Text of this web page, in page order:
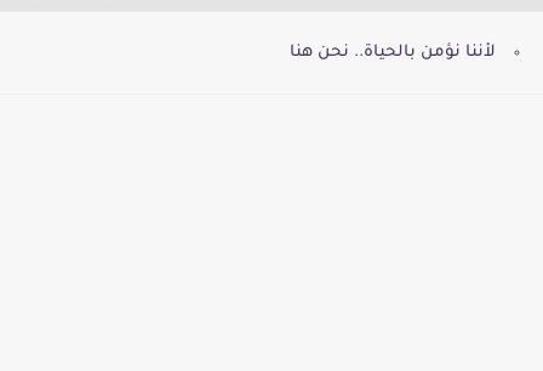
لأننا نؤمن بالحياة.. نحن هنا